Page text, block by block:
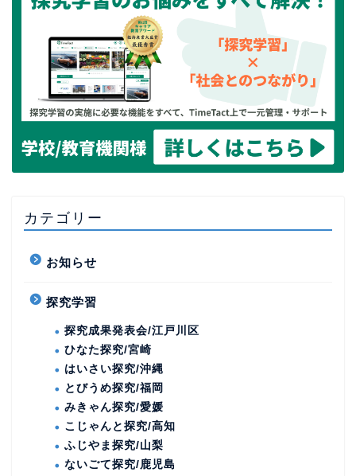
カテゴリー
お知らせ
探究学習
探究成果発表会/江戸川区
ひなた探究/宮崎
はいさい探究/沖縄
とびうめ探究/福岡
みきゃん探究/愛媛
こじゃんと探究/高知
ふじやま探究/山梨
ないごて探究/鹿児島